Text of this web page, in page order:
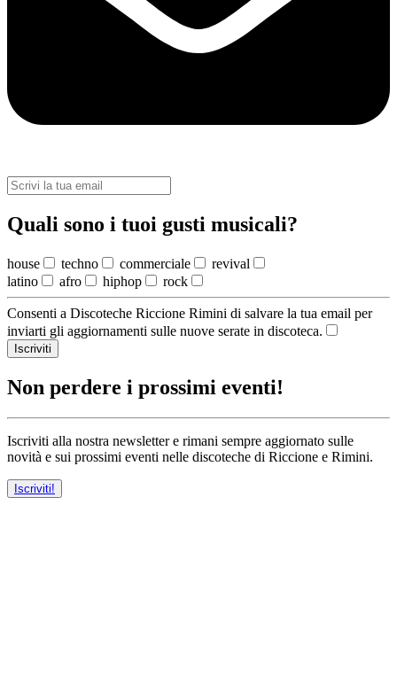
Quali sono i tuoi gusti musicali?
house techno commerciale
revival
latino
afro hiphop rock
Consenti a Discoteche Riccione Rimini di salvare la tua email per
inviarti gli aggiornamenti sulle nuove serate in discoteca.
Iscriviti
Non perdere i prossimi eventi!
Iscriviti alla nostra newsletter e rimani sempre aggiornato sulle
novità e sui prossimi eventi nelle discoteche di Riccione e Rimini.
Iscriviti!